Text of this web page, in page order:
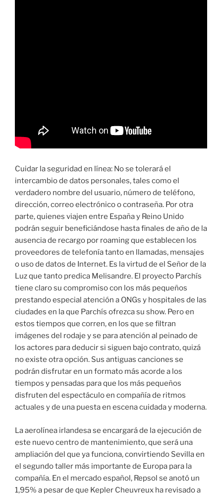
Cuidar la seguridad en línea: No se tolerará el
intercambio de datos personales, tales como el
verdadero nombre del usuario, número de teléfono,
dirección, correo electrónico o contraseña. Por otra
parte, quienes viajen entre España y Reino Unido
podrán seguir beneficiándose hasta finales de año de la
ausencia de recargo por roaming que establecen los
proveedores de telefonía tanto en llamadas, mensajes
o uso de datos de Internet. Es la virtud de el Señor de la
Luz que tanto predica Melisandre. El proyecto Parchís
tiene claro su compromiso con los más pequeños
prestando especial atención a ONGs y hospitales de las
ciudades en la que Parchís ofrezca su show. Pero en
estos tiempos que corren, en los que se filtran
imágenes del rodaje y se para atención al peinado de
los actores para deducir si siguen bajo contrato, quizá
no existe otra opción. Sus antiguas canciones se
podrán disfrutar en un formato más acorde a los
tiempos y pensadas para que los más pequeños
disfruten del espectáculo en compañía de ritmos
actuales y de una puesta en escena cuidada y moderna.
La aerolínea irlandesa se encargará de la ejecución de
este nuevo centro de mantenimiento, que será una
ampliación del que ya funciona, convirtiendo Sevilla en
el segundo taller más importante de Europa para la
compañía. En el mercado español, Repsol se anotó un
1,95% a pesar de que Kepler Cheuvreux ha revisado a